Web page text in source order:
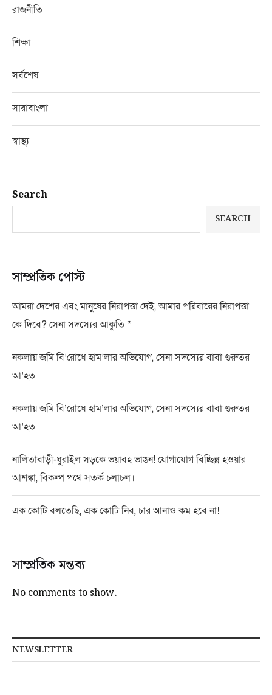
রাজনীতি
শিক্ষা
সর্বশেষ
সারাবাংলা
স্বাস্থ্য
Search
SEARCH
সাম্প্রতিক পোস্ট
আমরা দেশের এবং মানুষের নিরাপত্তা দেই, আমার পরিবারের নিরাপত্তা
কে দিবে? সেনা সদস্যের আকুতি “
নকলায় জমি বি’রোধে হাম’লার অভিযোগ, সেনা সদস্যের বাবা গুরুতর
আ’হত
নকলায় জমি বি’রোধে হাম’লার অভিযোগ, সেনা সদস্যের বাবা গুরুতর
আ’হত
নালিতাবাড়ী-ধুরাইল সড়কে ভয়াবহ ভাঙন! যোগাযোগ বিচ্ছিন্ন হওয়ার
আশঙ্কা, বিকল্প পথে সতর্ক চলাচল।
এক কোটি বলতেছি, এক কোটি নিব, চার আনাও কম হবে না!
সাম্প্রতিক মন্তব্য
No comments to show.
NEWSLETTER